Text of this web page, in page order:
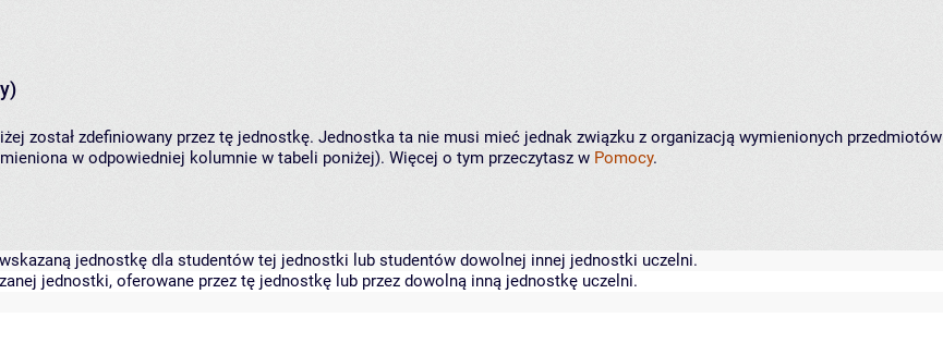
został zdefiniowany przez tę jednostkę. Jednostka ta nie musi mieć jednak związku z organizacją wymienionych przedmiotów
w odpowiedniej kolumnie w tabeli poniżej). Więcej o tym przeczytasz w Pomocy.
jednostkę dla studentów tej jednostki lub studentów dowolnej innej jednostki uczelni.
jednostki, oferowane przez tę jednostkę lub przez dowolną inną jednostkę uczelni.